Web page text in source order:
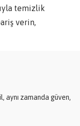
temizlik
verin,
aynı zamanda güven,